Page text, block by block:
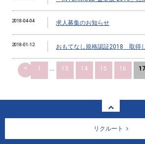
2018-04-04 求人募集のお知らせ
2018-01-12 おもてなし規格認証2018 取得し
< 1 13 14 15 16 17
リクルート